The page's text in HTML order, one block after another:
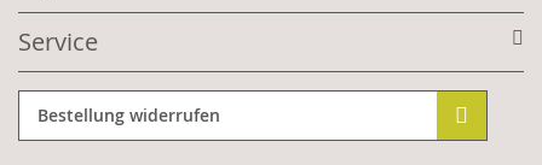
Service
Bestellung widerrufen